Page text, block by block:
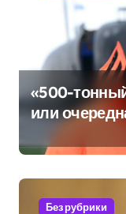
«500-
или
скрывает
Без рубрики